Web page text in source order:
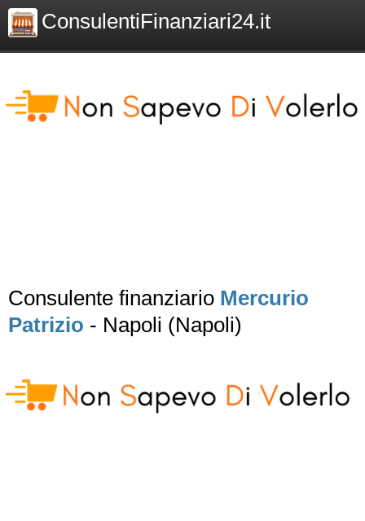
ConsulentiFinanziari24.it
Consulente finanziario Mercurio
Patrizio - Napoli (Napoli)